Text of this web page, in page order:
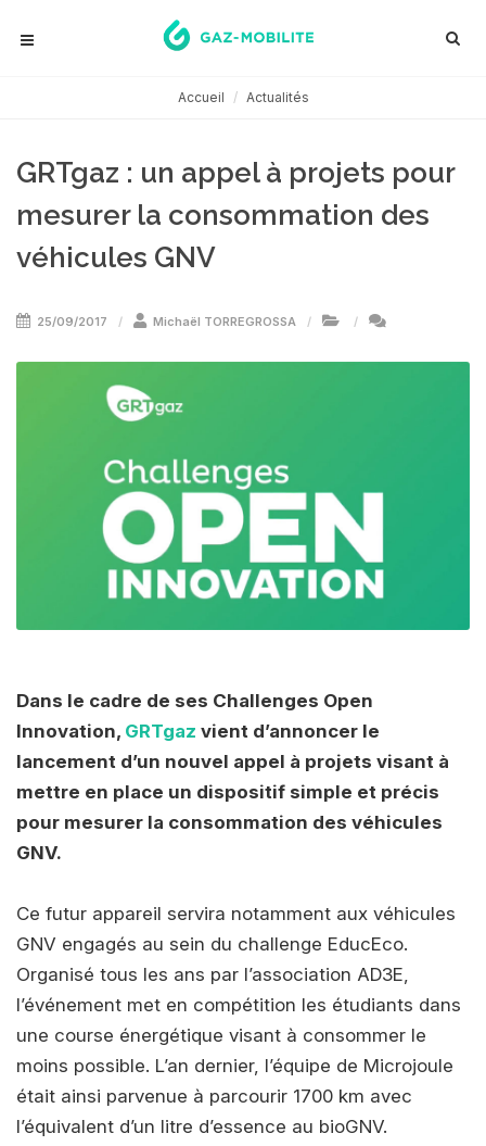
Accueil Actualités
GRTgaz : un appel à projets pour
mesurer la consommation des
véhicules GNV
25/09/2017 Michaël TORREGROSSA
Dans le cadre de ses Challenges Open
Innovation, GRTgaz vient d’annoncer le
lancement d’un nouvel appel à projets visant à
mettre en place un dispositif simple et précis
pour mesurer la consommation des véhicules
GNV.
Ce futur appareil servira notamment aux véhicules
GNV engagés au sein du challenge EducEco.
Organisé tous les ans par l’association AD3E,
l’événement met en compétition les étudiants dans
une course énergétique visant à consommer le
moins possible. L’an dernier, l’équipe de Microjoule
était ainsi parvenue à parcourir 1700 km avec
l’équivalent d’un litre d’essence au bioGNV.